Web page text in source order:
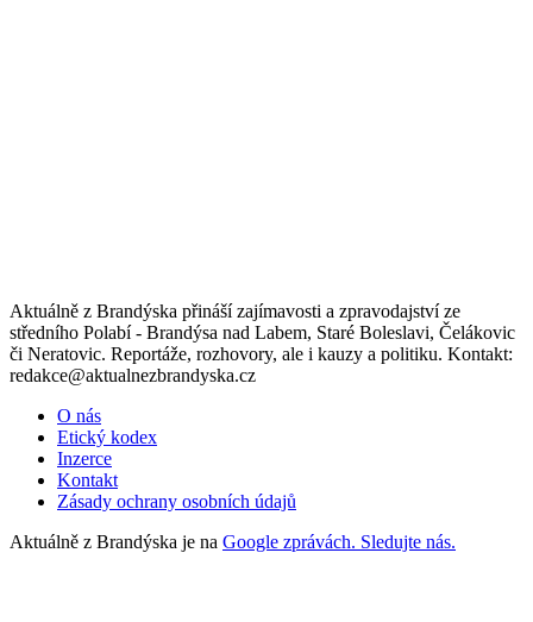
Aktuálně z Brandýska přináší zajímavosti a zpravodajství ze
středního Polabí - Brandýsa nad Labem, Staré Boleslavi, Čelákovic
či Neratovic. Reportáže, rozhovory, ale i kauzy a politiku. Kontakt:
redakce@aktualnezbrandyska.cz
O nás
Etický kodex
Inzerce
Kontakt
Zásady ochrany osobních údajů
Aktuálně z Brandýska je na Google zprávách. Sledujte nás.